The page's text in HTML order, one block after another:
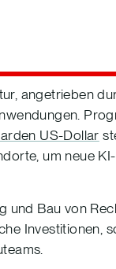
angetrieben
US-Dollar
um neue
Bau von
Investitionen,